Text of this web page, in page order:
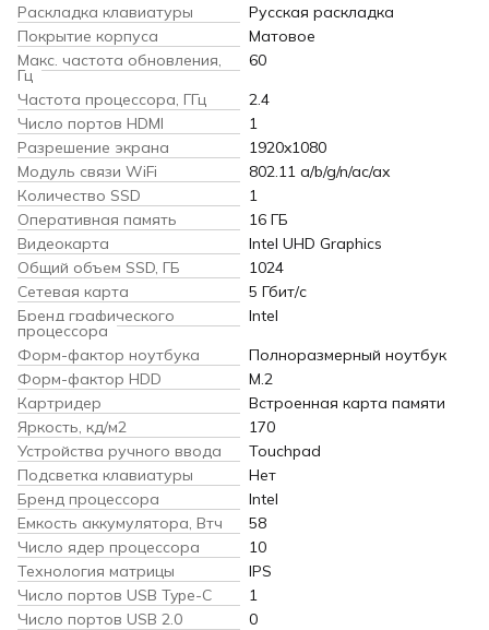
Раскладка клавиатуры
Русская раскладка
Покрытие корпуса
Матовое
Макс. частота обновления,
Гц
60
Частота процессора, ГГц
2.4
Число портов HDMI
1
Разрешение экрана
1920x1080
Модуль связи WiFi
802.11 a/b/g/n/ac/ax
Количество SSD
1
Оперативная память
16 ГБ
Видеокарта
Intel UHD Graphics
Общий объем SSD, ГБ
1024
Сетевая карта
5 Гбит/с
Бренд графического
процессора
Intel
Форм-фактор ноутбука
Полноразмерный ноутбук
Форм-фактор HDD
M.2
Картридер
Встроенная карта памяти
Яркость, кд/м2
170
Устройства ручного ввода
Touchpad
Подсветка клавиатуры
Нет
Бренд процессора
Intel
Емкость аккумулятора, Втч
58
Число ядер процессора
10
Технология матрицы
IPS
Число портов USB Type-C
1
Число портов USB 2.0
0